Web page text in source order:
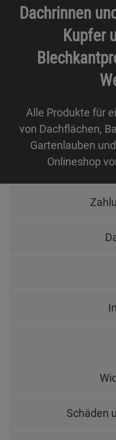
Dachrinnen
Kupfer
Alle Produkte für
von Dachflächen,
Gartenlauben
Onlineshop
Schäden